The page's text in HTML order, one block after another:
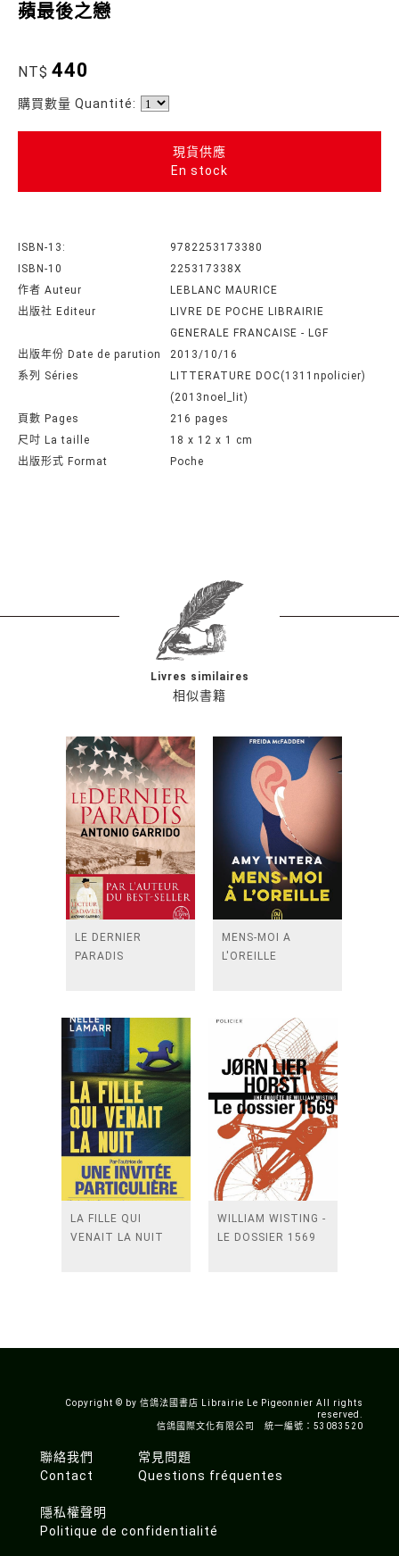
蘋最後之戀
NT$ 440
購買數量 Quantité:
現貨供應
En stock
ISBN-13:
9782253173380
ISBN-10
225317338X
作者 Auteur
LEBLANC MAURICE
出版社 Editeur
LIVRE DE POCHE LIBRAIRIE
GENERALE FRANCAISE - LGF
出版年份 Date de parution
2013/10/16
系列 Séries
LITTERATURE DOC(1311npolicier)
(2013noel_lit)
頁數 Pages
216 pages
尺吋 La taille
18 x 12 x 1 cm
出版形式 Format
Poche
相似書籍
Livres similaires
LE DERNIER
PARADIS
MENS-MOI A
L'OREILLE
LA FILLE QUI
VENAIT LA NUIT
WILLIAM WISTING -
LE DOSSIER 1569
Copyright © by 信鴿法國書店 Librairie Le Pigeonnier All rights
reserved.
信鴿國際文化有限公司 統一編號：53083520
聯絡我們
Contact
常見問題
Questions fréquentes
隱私權聲明
Politique de confidentialité